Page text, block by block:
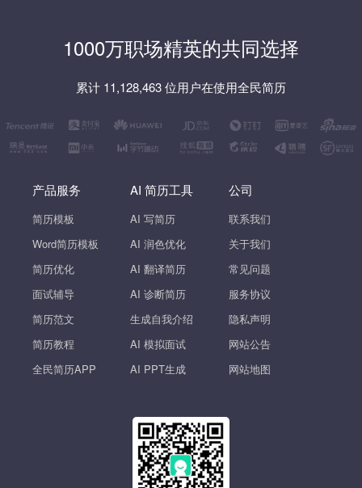
1000万职场精英的共同选择
累计 11,128,463 位用户在使用全民简历
产品服务
简历模板
Word简历模板
简历优化
面试辅导
简历范文
简历教程
全民简历APP
AI 简历工具
AI 写简历
AI 润色优化
AI 翻译简历
AI 诊断简历
生成自我介绍
AI 模拟面试
AI PPT生成
公司
联系我们
关于我们
常见问题
服务协议
隐私声明
网站公告
网站地图